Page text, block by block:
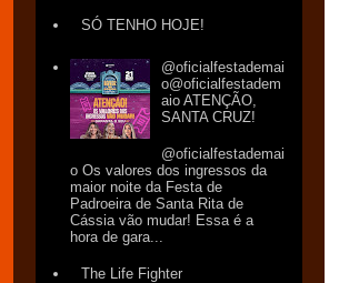
SÓ TENHO HOJE!
@oficialfestademai
o@oficialfestadem
aio ATENÇÃO,
SANTA CRUZ!
@oficialfestademai
o Os valores dos ingressos da
maior noite da Festa de
Padroeira de Santa Rita de
Cássia vão mudar! Essa é a
hora de gara...
The Life Fighter